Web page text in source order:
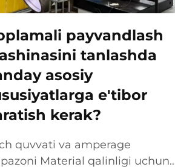
payvandlash
tanlashda
asosiy
e'tibor
kerak?
quvvati va amperage
Material qalinligi uchun